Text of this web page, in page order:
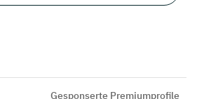
Gesponserte Premiumprofile